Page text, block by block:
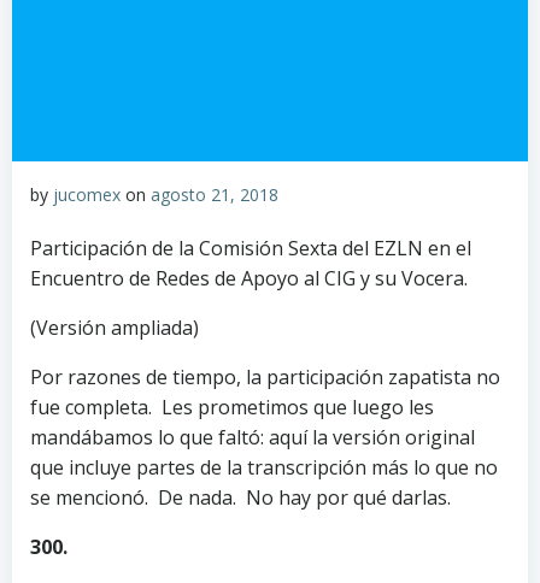
by jucomex on agosto 21, 2018
Participación de la Comisión Sexta del EZLN en el
Encuentro de Redes de Apoyo al CIG y su Vocera.
(Versión ampliada)
Por razones de tiempo, la participación zapatista no
fue completa. Les prometimos que luego les
mandábamos lo que faltó: aquí la versión original
que incluye partes de la transcripción más lo que no
se mencionó. De nada. No hay por qué darlas.
300.